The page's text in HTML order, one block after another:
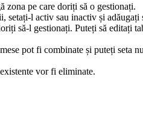
zona pe care doriți să o gestionați.
l activ sau inactiv și adăugați
să-l gestionați. Puteți să editați
pot fi combinate și puteți seta
vor fi eliminate.